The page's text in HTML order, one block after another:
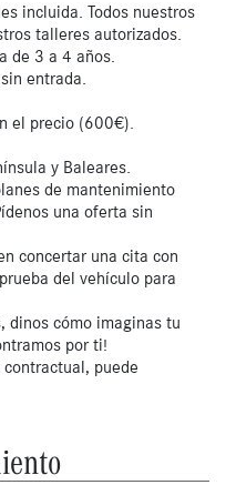
incluida. Todos nuestros
talleres autorizados.
de 3 a 4 años.
entrada.
el precio (600€).
y Baleares.
de mantenimiento
una oferta sin
concertar una cita con
del vehículo para
dinos cómo imaginas tu
por ti!
puede